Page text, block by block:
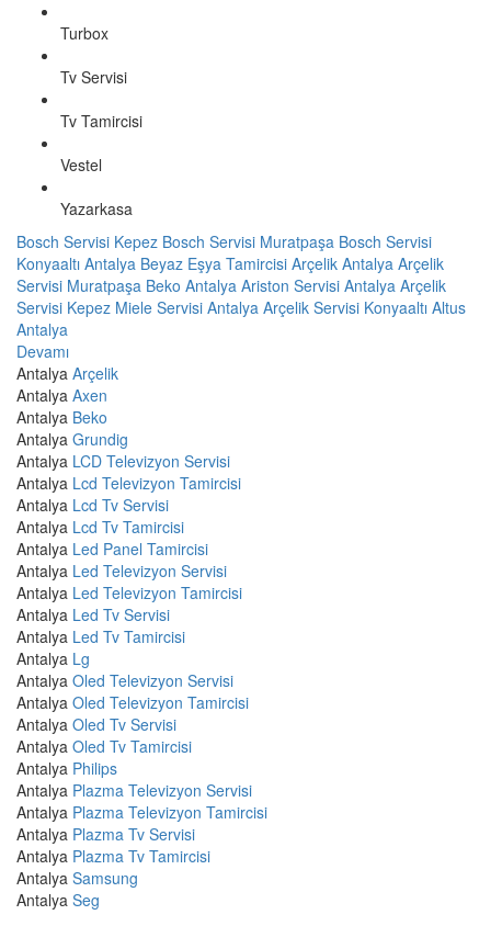
Turbox
Tv Servisi
Tv Tamircisi
Vestel
Yazarkasa
Bosch Servisi Kepez Bosch Servisi Muratpaşa Bosch Servisi
Konyaaltı Antalya Beyaz Eşya Tamircisi Arçelik Antalya Arçelik
Servisi Muratpaşa Beko Antalya Ariston Servisi Antalya Arçelik
Servisi Kepez Miele Servisi Antalya Arçelik Servisi Konyaaltı Altus
Antalya
Devamı
Antalya Arçelik
Antalya Axen
Antalya Beko
Antalya Grundig
Antalya LCD Televizyon Servisi
Antalya Lcd Televizyon Tamircisi
Antalya Lcd Tv Servisi
Antalya Lcd Tv Tamircisi
Antalya Led Panel Tamircisi
Antalya Led Televizyon Servisi
Antalya Led Televizyon Tamircisi
Antalya Led Tv Servisi
Antalya Led Tv Tamircisi
Antalya Lg
Antalya Oled Televizyon Servisi
Antalya Oled Televizyon Tamircisi
Antalya Oled Tv Servisi
Antalya Oled Tv Tamircisi
Antalya Philips
Antalya Plazma Televizyon Servisi
Antalya Plazma Televizyon Tamircisi
Antalya Plazma Tv Servisi
Antalya Plazma Tv Tamircisi
Antalya Samsung
Antalya Seg